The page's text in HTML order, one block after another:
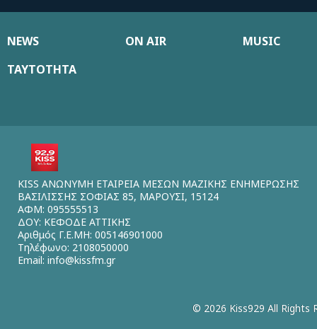
NEWS ON AIR
MUSIC
ΤΑΥΤΟΤΗΤΑ
KISS ΑΝΩΝΥΜΗ ΕΤΑΙΡΕΙΑ ΜΕΣΩΝ ΜΑΖΙΚΗΣ ΕΝΗΜΕΡΩΣΗΣ
ΒΑΣΙΛΙΣΣΗΣ ΣΟΦΙΑΣ 85, ΜΑΡΟΥΣΙ, 15124
ΑΦΜ: 095555513
ΔΟΥ: ΚΕΦΟΔΕ ΑΤΤΙΚΗΣ
Αριθμός Γ.Ε.ΜΗ: 005146901000
Τηλέφωνο: 2108050000
Email: info@kissfm.gr
© 2026 Kiss929 All Rights